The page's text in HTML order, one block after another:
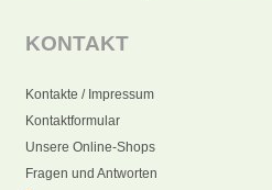
KONTAKT
Kontakte / Impressum
Kontaktformular
Unsere Online-Shops
Fragen und Antworten